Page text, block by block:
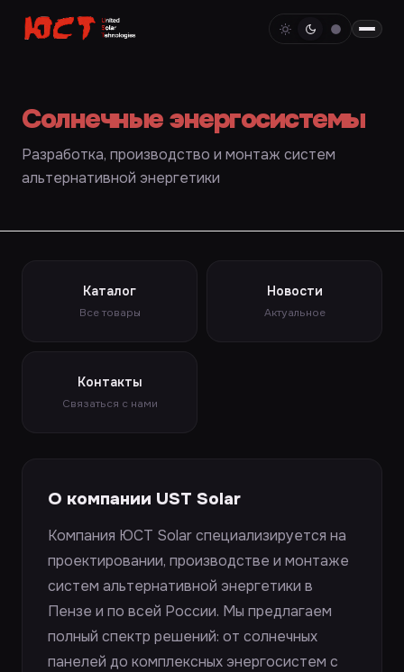
Солнечные энергосистемы
Разработка, производство и монтаж систем
альтернативной энергетики
Каталог
Все товары
Новости
Актуальное
Контакты
Связаться с нами
О компании UST Solar
Компания ЮСТ Solar специализируется на
проектировании, производстве и монтаже
систем альтернативной энергетики в
Пензе и по всей России. Мы предлагаем
полный спектр решений: от солнечных
панелей до комплексных энергосистем с